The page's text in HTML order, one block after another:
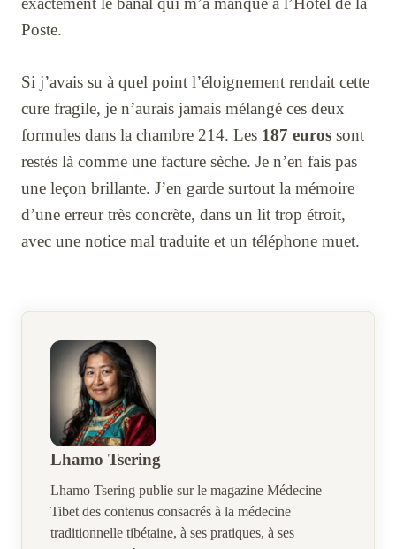
Poste.
Si j’avais su à quel point l’éloignement rendait cette
cure fragile, je n’aurais jamais mélangé ces deux
formules dans la chambre 214. Les 187 euros sont
restés là comme une facture sèche. Je n’en fais pas
une leçon brillante. J’en garde surtout la mémoire
d’une erreur très concrète, dans un lit trop étroit,
avec une notice mal traduite et un téléphone muet.
Lhamo Tsering
Lhamo Tsering publie sur le magazine Médecine
Tibet des contenus consacrés à la médecine
traditionnelle tibétaine, à ses pratiques, à ses